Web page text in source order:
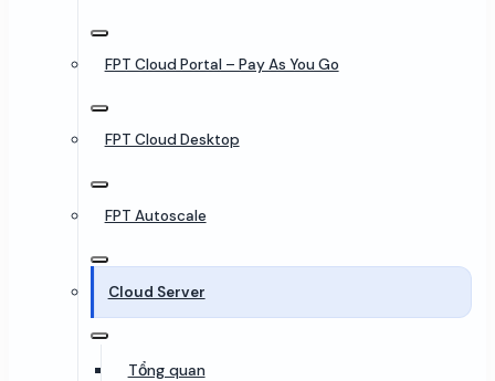
FPT Cloud Portal – Pay As You Go
FPT Cloud Desktop
FPT Autoscale
Cloud Server
Tổng quan